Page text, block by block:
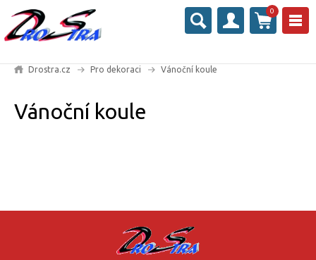
0
Drostra.cz Pro dekoraci Vánoční koule
Vánoční koule